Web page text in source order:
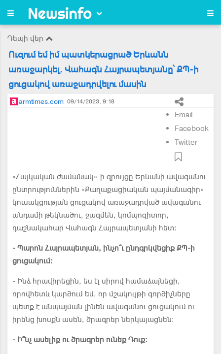
Դեպի վեր
Ուզում եմ իմ պատկերացրած Երևանն
առաջարկել. Վահագն Հայրապետյանը՝ ՔՊ-ի
ցուցակով առաջադրվելու մասին
armtimes.com 09/14/2023, 9:18
Email
Facebook
Twitter
«Հայկական ժամանակ»-ի զրույցը Երևանի ավագանու
ընտրություններին «Քաղաքացիական պայմանագիր»
կուսակցության ցուցակով առաջադրված ավագանու
անդամի թեկնածու, ջազմեն, կոմպոզիտոր,
դաշնակահար Վահագն Հայրապետյանի հետ:
- Պարոն Հայրապետյան, ինչո՞ւ ընդգրկվեցիք ՔՊ-ի
ցուցակում:
- Ինձ հրավիրեցին, ես էլ սիրով համաձայնեցի,
որովհետև կարծում եմ, որ մշակույթի գործիչները
պետք է անպայման լինեն ավագանու ցուցակում ու
իրենց խոսքն ասեն, ծրագրեր ներկայացնեն:
- Ի՞նչ ասելիք ու ծրագրեր ունեք Դուք: